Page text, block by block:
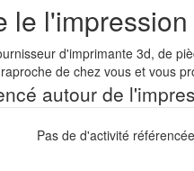
le
d'imprimante 3d, de
de chez vous et vous
autour de
Pas de d'activité